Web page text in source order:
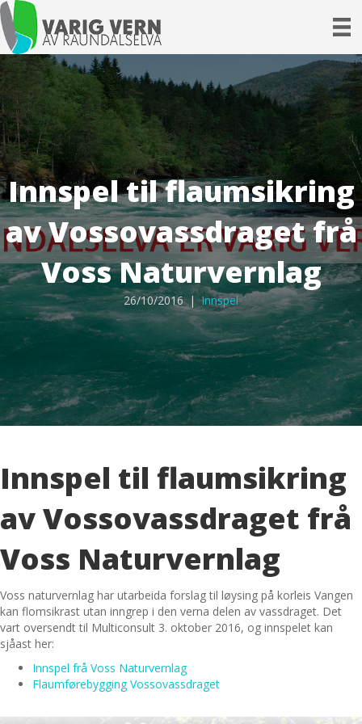
Innspel til flaumsikring
av Vossovassdraget frå
Voss Naturvernlag
26/10/2016| Innspel
Innspel til flaumsikring
av Vossovassdraget frå
Voss Naturvernlag
Voss naturvernlag har utarbeida forslag til løysing på korleis Vangen
kan flomsikrast utan inngrep i den verna delen av vassdraget. Det
vart oversendt til Multiconsult 3. oktober 2016, og innspelet kan
sjåast her:
Innspel frå Voss Naturvernlag
Flaumførebygging Vossovassdraget